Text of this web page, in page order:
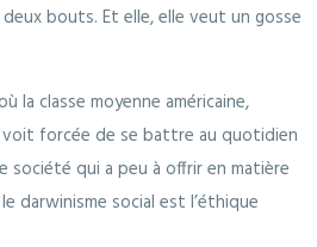
bouts. Et elle, elle veut un gosse
la classe moyenne américaine,
voit forcée de se battre au quotidien
qui a peu à offrir en matière
darwinisme social est l’éthique